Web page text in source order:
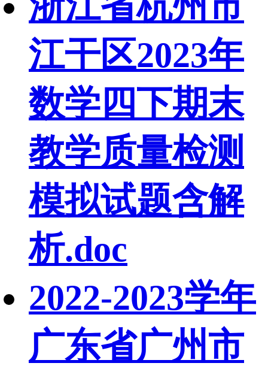
江干区2023年
数学四下期末
教学质量检测
模拟试题含解
析.doc
2022-2023学年
广东省广州市